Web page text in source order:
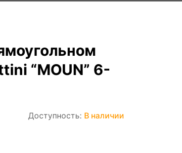
“MOUN” 6-
Доступность: В наличии